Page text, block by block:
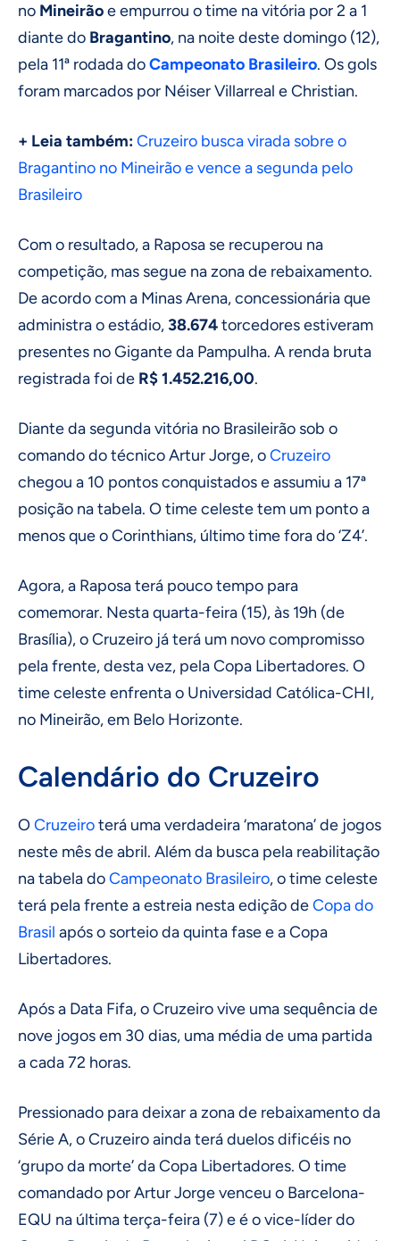
no Mineirãoe empurrou o time na vitória por 2 a 1
diante do Bragantino, na noite deste domingo (12),
pela 11ª rodada doCampeonato Brasileiro. Os gols
foram marcados por Néiser Villarreal e Christian.
+ Leia também:Cruzeiro busca virada sobre o
Bragantino no Mineirão e vence a segunda pelo
Brasileiro
Com o resultado, a Raposa se recuperou na
competição, mas segue na zona de rebaixamento.
De acordo com a Minas Arena, concessionária que
administra o estádio,38.674torcedores estiveram
presentes no Gigante da Pampulha. A renda bruta
registrada foi de R$ 1.452.216,00.
Diante da segunda vitória no Brasileirão sob o
comando do técnico Artur Jorge, oCruzeiro
chegou a 10 pontos conquistados e assumiu a 17ª
posição na tabela. O time celeste tem um ponto a
menos que o Corinthians, último time fora do ‘Z4’.
Agora, a Raposa terá pouco tempo para
comemorar. Nesta quarta-feira (15), às 19h (de
Brasília), o Cruzeiro já terá um novo compromisso
pela frente, desta vez, pela Copa Libertadores. O
time celeste enfrenta o Universidad Católica-CHI,
no Mineirão, em Belo Horizonte.
Calendário do Cruzeiro
OCruzeiroterá uma verdadeira ‘maratona’ de jogos
neste mês de abril. Além da busca pela reabilitação
na tabela doCampeonato Brasileiro, o time celeste
terá pela frente a estreia nesta edição deCopa do
Brasil após o sorteio da quinta fase e a Copa
Libertadores.
Após a Data Fifa, o Cruzeiro vive uma sequência de
nove jogos em 30 dias, uma média de uma partida
a cada 72 horas.
Pressionado para deixar a zona de rebaixamento da
Série A, o Cruzeiro ainda terá duelos dificéis no
‘grupo da morte’ da Copa Libertadores. O time
comandado por Artur Jorge venceu o Barcelona-
EQU na última terça-feira (7) e é o vice-líder do